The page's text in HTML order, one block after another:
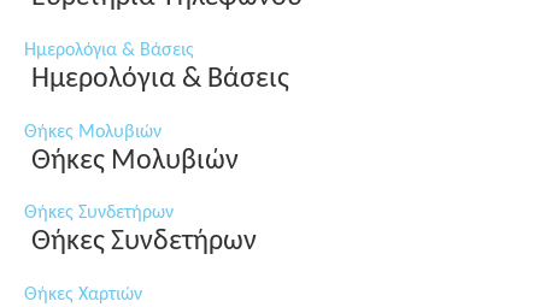
Ημερολόγια & Βάσεις
Ημερολόγια & Βάσεις
Θήκες Μολυβιών
Θήκες Μολυβιών
Θήκες Συνδετήρων
Θήκες Συνδετήρων
Θήκες Χαρτιών